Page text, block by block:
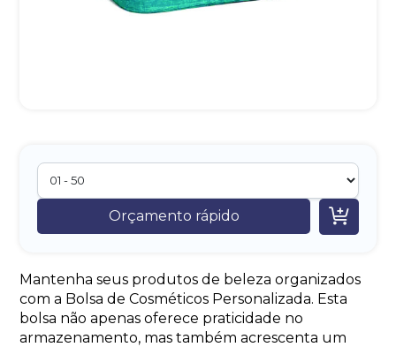
Orçamento rápido 
Mantenha seus produtos de beleza organizados
com a Bolsa de Cosméticos Personalizada. Esta
bolsa não apenas oferece praticidade no
armazenamento, mas também acrescenta um